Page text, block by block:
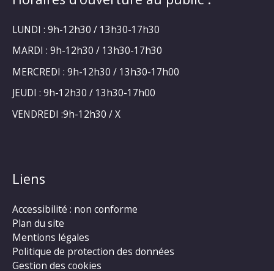
LUNDI : 9h-12h30 / 13h30-17h30
MARDI : 9h-12h30 / 13h30-17h30
MERCREDI : 9h-12h30 / 13h30-17h00
JEUDI : 9h-12h30 / 13h30-17h00
VENDREDI :9h-12h30 / X
Liens
Accessibilité : non conforme
Plan du site
Mentions légales
Politique de protection des données
Gestion des cookies